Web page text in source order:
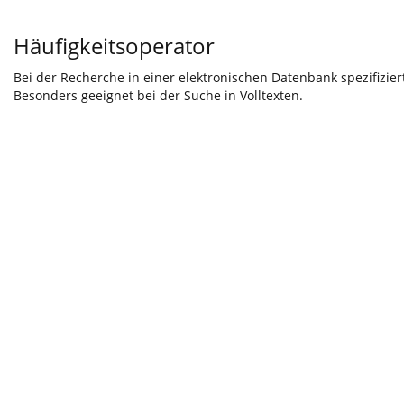
Häufigkeitsoperator
Bei der Recherche in einer elektronischen Datenbank
Besonders geeignet bei der Suche in Volltexten.